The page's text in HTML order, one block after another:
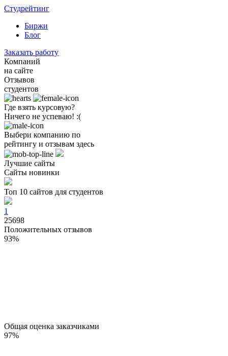
Студрейтинг
Биржи
Блог
Заказать работу
Компаний
на сайте
Отзывов
студентов
Где взять курсовую?
Ничего не успеваю! :(
Выбери компанию по
рейтингу и отзывам здесь
Лучшие сайты
Сайты новинки
Топ 10 сайтов для студентов
1
25698
Положительных отзывов
93%
Общая оценка заказчиками
97%